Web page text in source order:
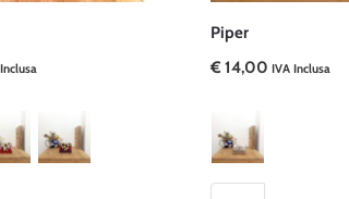
Piper
€ 14,00 IVA Inclusa